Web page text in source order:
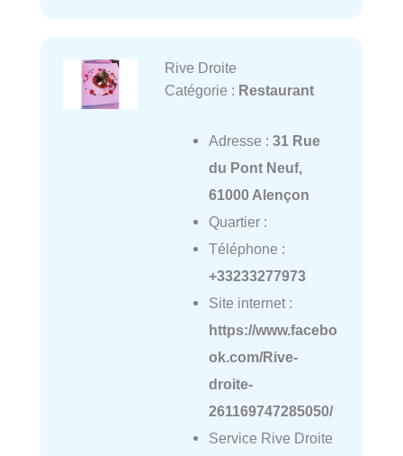
Rive Droite
Catégorie : Restaurant
Adresse : 31 Rue
du Pont Neuf,
61000 Alençon
Quartier :
Téléphone :
+33233277973
Site internet :
https://www.facebo
ok.com/Rive-
droite-
261169747285050/
Service Rive Droite